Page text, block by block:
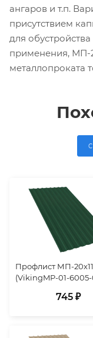
ангаров и т.п.
присутствием
для
применения, МП-
металлопроката
Профлист МП-
(VikingMP-01-6005-
745 ₽